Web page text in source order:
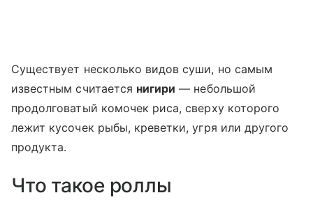
Существует несколько видов суши, но самым
известным считается нигири — небольшой
продолговатый комочек риса, сверху которого
лежит кусочек рыбы, креветки, угря или другого
продукта.
Что такое роллы